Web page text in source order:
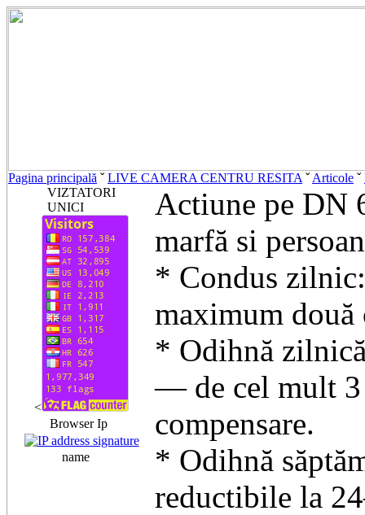
Pagina principală ˇLIVE CAMERA CENTRU RESITA ˇArticole ˇ
VIZTATORI
UNICI
<
Browser Ip
name
Actiune pe DN
marfă si
* Condus
maximum două
* Odihnă
— de cel mult 3
compensare.
* Odihnă
reductibile la